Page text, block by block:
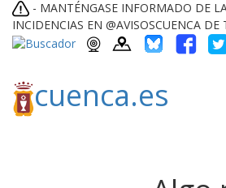
- MANTÉNGASE INFORMADO DE
INCIDENCIAS EN @AVISOSCUENCA DE
cuenca.es